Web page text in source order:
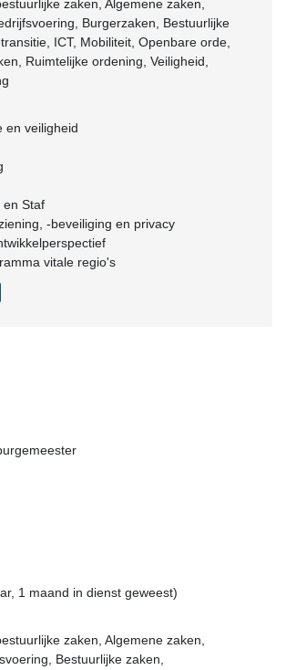
zaken, Algemene zaken,
Burgerzaken, Bestuurlijke
ICT, Mobiliteit, Openbare orde,
Ruimtelijke ordening, Veiligheid,
en veiligheid
en Staf
-beveiliging en privacy
vitale regio's
1 maand in dienst geweest)
zaken, Algemene zaken,
Bestuurlijke zaken,